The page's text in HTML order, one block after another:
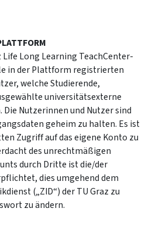
Life Long Learning TeachCenter-
in der Plattform registrierten
welche Studierende,
universitätsexterne
Die Nutzerinnen und Nutzer sind
geheim zu halten. Es ist
Zugriff auf das eigene Konto zu
des unrechtmäßigen
durch Dritte ist die/der
dies umgehend dem
(„ZID“) der TU Graz zu
zu ändern.